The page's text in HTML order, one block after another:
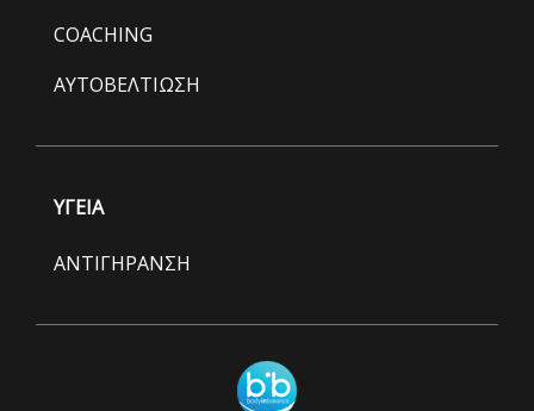
COACHING
ΑΥΤΟΒΕΛΤΙΩΣΗ
ΥΓΕΙΑ
ΑΝΤΙΓΗΡΑΝΣΗ